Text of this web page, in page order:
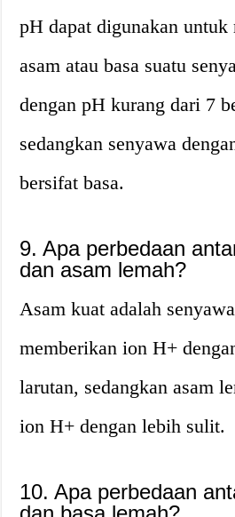
pH dapat digunakan untuk
asam atau basa suatu
dengan pH kurang dari 7
sedangkan senyawa
bersifat basa.
9. Apa perbedaan
dan asam lemah?
Asam kuat adalah
memberikan ion H+
larutan, sedangkan asam
ion H+ dengan lebih sulit.
10. Apa perbedaan